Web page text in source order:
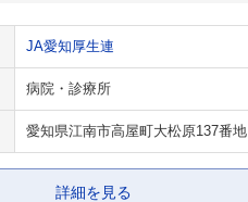
JA愛知厚生連
病院・診療所
愛知県江南市高屋町大松原137番地
詳細を見る